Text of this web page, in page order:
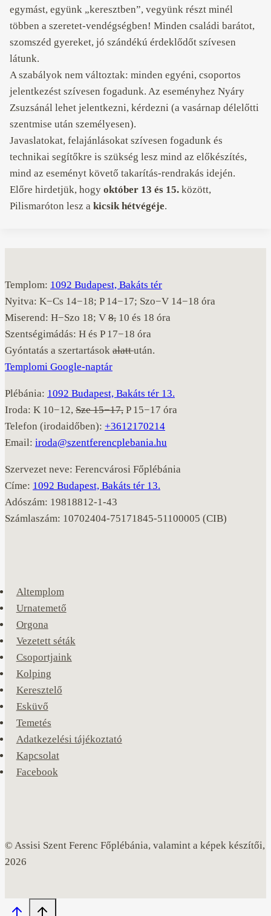
egymást, együnk „keresztben”, vegyünk részt minél
többen a szeretet-vendégségben! Minden családi barátot,
szomszéd gyereket, jó szándékú érdeklődőt szívesen
látunk.
A szabályok nem változtak: minden egyéni, csoportos
jelentkezést szívesen fogadunk. Az eseményhez Nyáry
Zsuzsánál lehet jelentkezni, kérdezni (a vasárnap délelőtti
szentmise után személyesen).
Javaslatokat, felajánlásokat szívesen fogadunk és
technikai segítőkre is szükség lesz mind az előkészítés,
mind az eseményt követő takarítás-rendrakás idején.
Előre hirdetjük, hogy október 13 és 15. között,
Pilismaróton lesz a kicsik hétvégéje.
Templom: 1092 Budapest, Bakáts tér
Nyitva: K−Cs 14−18; P 14−17; Szo−V 14−18 óra
Miserend: H−Szo 18; V 8, 10 és 18 óra
Szentségimádás: H és P 17−18 óra
Gyóntatás a szertartások alattután.
Templomi Google-naptár
Plébánia: 1092 Budapest, Bakáts tér 13.
Iroda: K 10−12, Sze 15−17, P 15−17 óra
Telefon (irodaidőben): +3612170214
Email: iroda@szentferencplebania.hu
Szervezet neve: Ferencvárosi Főplébánia
Címe: 1092 Budapest, Bakáts tér 13.
Adószám: 19818812-1-43
Számlaszám: 10702404-75171845-51100005 (CIB)
Altemplom
Urnatemető
Orgona
Vezetett séták
Csoportjaink
Kolping
Keresztelő
Esküvő
Temetés
Adatkezelési tájékoztató
Kapcsolat
Facebook
© Assisi Szent Ferenc Főplébánia, valamint a képek készítői,
2026